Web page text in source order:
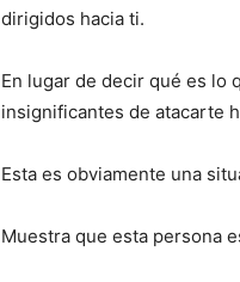
dirigidos hacia ti.
En lugar de decir qué es lo
insignificantes de atacarte
Esta es obviamente una
Muestra que esta persona